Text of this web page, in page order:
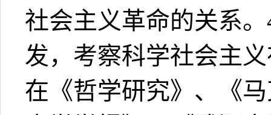
社会主义革命的关系
发，考察科学社会主
在《哲学研究》、《